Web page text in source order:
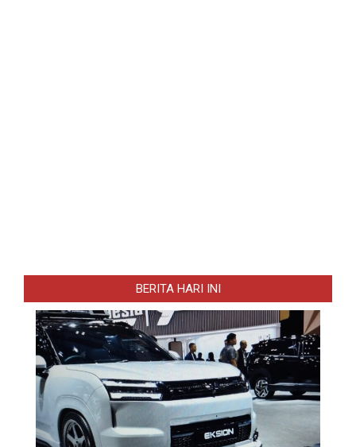
BERITA HARI INI